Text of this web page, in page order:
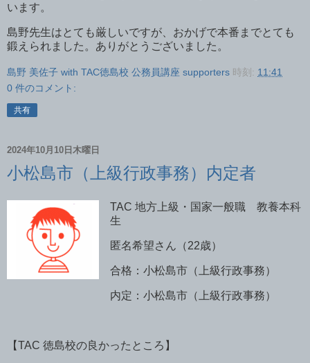
います。
島野先生はとても厳しいですが、おかげで本番までとても
鍛えられました。ありがとうございました。
島野 美佐子 with TAC徳島校 公務員講座 supporters 時刻: 11:41
0 件のコメント:
共有
2024年10月10日木曜日
小松島市（上級行政事務）内定者
TAC 地方上級・国家一般職 教養本科
生
匿名希望さん（22歳）
合格：小松島市（上級行政事務）
内定：小松島市（上級行政事務）
【TAC 徳島校の良かったところ】